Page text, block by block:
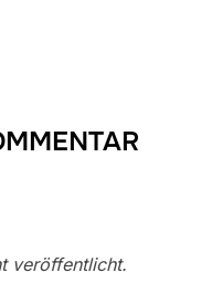
veröffentlicht.